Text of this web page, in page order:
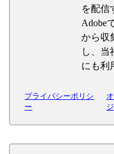
を配信
Adobe
から収
し、当
にも利
プライバシーポリシ
ー
ジ